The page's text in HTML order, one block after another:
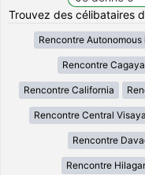
Trouvez des célibataires
Rencontre
Rencontre
Rencontre California
Rencontre Central
Rencontre
Rencontre